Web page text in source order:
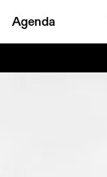
Agenda